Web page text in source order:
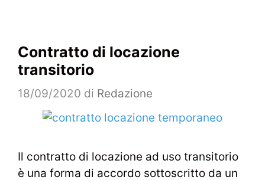
Contratto di locazione
transitorio
18/09/2020 di Redazione
Il contratto di locazione ad uso transitorio
è una forma di accordo sottoscritto da un